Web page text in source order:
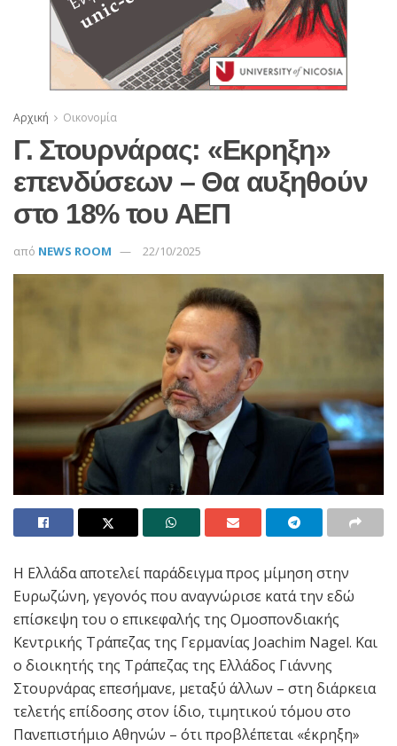
Αρχική Οικονομία
Γ. Στουρνάρας: «Εκρηξη»
επενδύσεων – Θα αυξηθούν
στο 18% του ΑΕΠ
από NEWS ROOM 22/10/2025
Η Ελλάδα αποτελεί παράδειγμα προς μίμηση στην
Ευρωζώνη, γεγονός που αναγνώρισε κατά την εδώ
επίσκεψη του ο επικεφαλής της Ομοσπονδιακής
Κεντρικής Τράπεζας της Γερμανίας Joachim Nagel. Και
ο διοικητής της Τράπεζας της Ελλάδος Γιάννης
Στουρνάρας επεσήμανε, μεταξύ άλλων – στη διάρκεια
τελετής επίδοσης στον ίδιο, τιμητικού τόμου στο
Πανεπιστήμιο Αθηνών – ότι προβλέπεται «έκρηξη»